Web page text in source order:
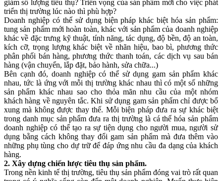
giảm số lượng tiêu thụ? Triển vọng của sản phẩm mới cho việc phát
triển thị trường lúc nào thì phù hợp?
Doanh nghiệp có thể sử dụng biện pháp khác biệt hóa sản phẩm:
tung sản phẩm mới hoàn toàn, khác với sản phẩm của doanh nghiệp
khác về đặc trưng kỹ thuật, tính năng, tác dụng, độ bền, độ an toàn,
kích cỡ, trọng lượng khác biệt về nhãn hiệu, bao bì, phương thức
phân phối bán hàng, phương thức thanh toán, các dịch vụ sau bán
hàng (vận chuyển, lắp đặt, bảo hành, sửa chữa...)
Bên cạnh đó, doanh nghiệp có thể sử dụng gam sản phẩm khác
nhau, tức là ứng với mỗi thị trường khác nhau thì có một số những
sản phẩm khác nhau sao cho thỏa mãn nhu cầu của một nhóm
khách hàng về nguyên tắc. Khi sử dụng gam sản phẩm chỉ được bổ
xung mà không được thay thế. Mỗi biện pháp đưa ra sự khác biệt
trong danh mục sản phẩm đưa ra thị trường là cá thể hóa sản phẩm
doanh nghiệp có thể tạo ra sự tiện dụng cho người mua, người sử
dụng bằng cách không thay đổi gam sản phẩm mà đưa thêm vào
những phụ tùng cho dự trữ để đáp ứng nhu cầu đa dạng của khách
hàng.
2. Xây dựng chiến lược tiêu thụ sản phẩm.
Trong nền kinh tế thị trường, tiêu thụ sản phẩm đóng vai trò rất quan